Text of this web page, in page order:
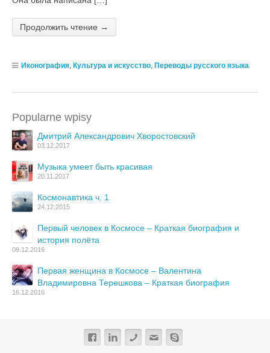
Продолжить чтение →
Иконография, Культура и искусство, Переводы русского языка
Popularne wpisy
Дмитрий Александрович Хворостовский
03.12.2017
Музыка умеет быть красивая
20.11.2017
Космонавтика ч. 1
24.12.2015
Первый человек в Космосе – Краткая биография и
история полёта
09.12.2016
Первая женщина в Космосе – Валентина
Владимировна Терешкова – Краткая биография
16.12.2016